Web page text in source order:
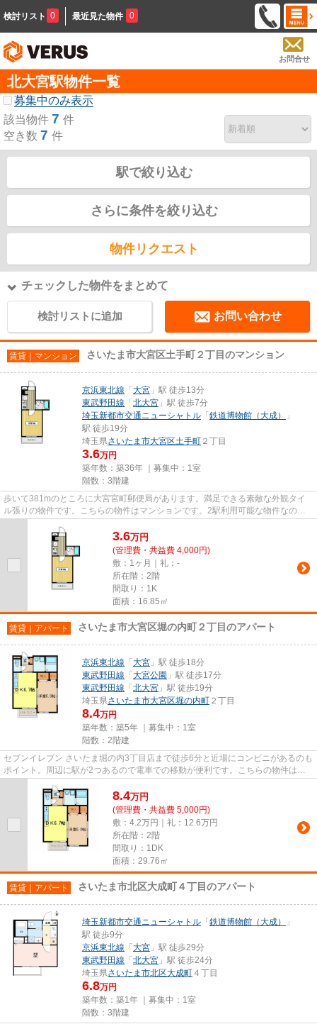
検討リスト 0 最近見た物件 0
お問合せ
北大宮駅物件一覧
募集中のみ表示
該当物件 7 件
空き数 7 件
駅で絞り込む
さらに条件を絞り込む
物件リクエスト
チェックした物件をまとめて
検討リストに追加 お問い合わせ
賃貸｜マンション さいたま市大宮区土手町２丁目のマンション
京浜東北線 「 大宮 」駅 徒歩13分
東武野田線 「 北大宮 」駅 徒歩7分
埼玉新都市交通ニューシャトル 「 鉄道博物館（大成）
」
駅 徒歩19分
埼玉県さいたま市大宮区土手町 ２丁目
3.6万円
築年数：築36年 ｜募集中： 1室
階数：3階建
歩いて381mのところに大宮宮町郵便局があります。満足できる素敵な外観タイ
ル張りの物件です。こちらの物件はマンションです。2駅利用可能な物件なの
3.6万円
(管理費・共益費 4,000円)
敷：1ヶ月｜礼：-
所在階：2階
間取り：1K
面積：16.85㎡
賃貸｜アパート さいたま市大宮区堀の内町２丁目のアパート
京浜東北線 「 大宮 」駅 徒歩18分
東武野田線 「 大宮公園 」駅 徒歩17分
東武野田線 「 北大宮 」駅 徒歩19分
埼玉県さいたま市大宮区堀の内町 ２丁目
8.4万円
築年数：築5年 ｜募集中： 1室
階数：2階建
セブンイレブン さいたま堀の内3丁目店まで徒歩6分と近場にコンビニがあるのも
ポイント。周辺に駅が2つあるので電車での移動が便利です。こちらの物件はア
8.4万円
(管理費・共益費 5,000円)
敷：4.2万円｜礼：12.6万円
所在階：2階
間取り：1DK
面積：29.76㎡
賃貸｜アパート さいたま市北区大成町４丁目のアパート
埼玉新都市交通ニューシャトル 「 鉄道博物館（大成）
」
駅 徒歩9分
京浜東北線 「 大宮 」駅 徒歩29分
東武野田線 「 北大宮 」駅 徒歩24分
埼玉県さいたま市北区大成町 ４丁目
6.8万円
築年数：築1年 ｜募集中： 1室
階数：3階建